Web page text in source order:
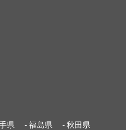
県 - 福島県
- 秋田県